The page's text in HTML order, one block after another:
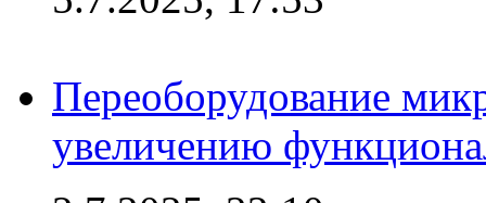
Переоборудование
увеличению